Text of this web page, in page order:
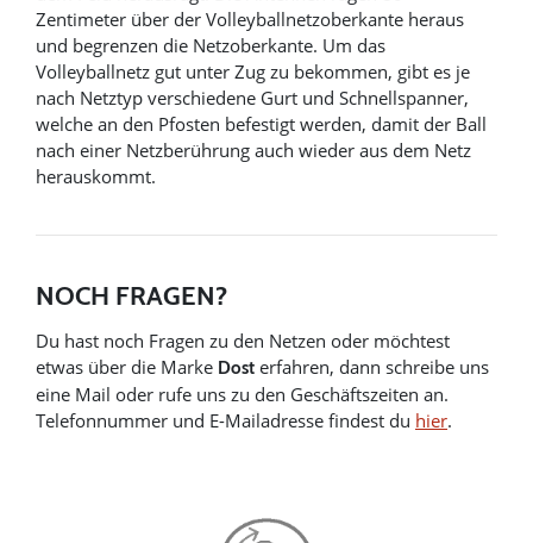
Zentimeter über der Volleyballnetzoberkante heraus
und begrenzen die Netzoberkante. Um das
Volleyballnetz gut unter Zug zu bekommen, gibt es je
nach Netztyp verschiedene Gurt und Schnellspanner,
welche an den Pfosten befestigt werden, damit der Ball
nach einer Netzberührung auch wieder aus dem Netz
herauskommt.
NOCH FRAGEN?
Du hast noch Fragen zu den Netzen oder möchtest
etwas über die Marke Dost erfahren, dann schreibe uns
eine Mail oder rufe uns zu den Geschäftszeiten an.
Telefonnummer und E-Mailadresse findest du hier.